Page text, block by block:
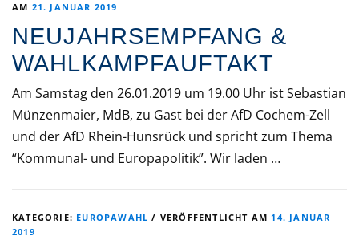
AM 21. JANUAR 2019
NEUJAHRSEMPFANG &
WAHLKAMPFAUFTAKT
Am Samstag den 26.01.2019 um 19.00 Uhr ist Sebastian
Münzenmaier, MdB, zu Gast bei der AfD Cochem-Zell
und der AfD Rhein-Hunsrück und spricht zum Thema
“Kommunal- und Europapolitik”. Wir laden …
KATEGORIE: EUROPAWAHL / VERÖFFENTLICHT AM 14. JANUAR
2019